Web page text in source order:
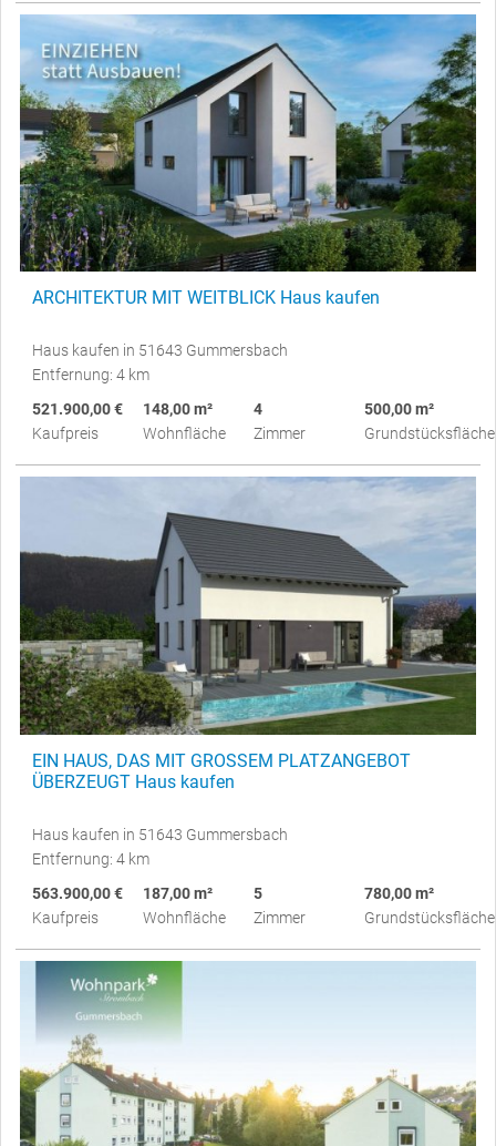
ARCHITEKTUR MIT WEITBLICK Haus kaufen
Haus kaufen in 51643 Gummersbach
Entfernung: 4 km
521.900,00 €
Kaufpreis
148,00 m²
Wohnfläche
4
Zimmer
500,00 m²
Grundstücksfläche
EIN HAUS, DAS MIT GROSSEM PLATZANGEBOT
ÜBERZEUGT Haus kaufen
Haus kaufen in 51643 Gummersbach
Entfernung: 4 km
563.900,00 €
Kaufpreis
187,00 m²
Wohnfläche
5
Zimmer
780,00 m²
Grundstücksfläche